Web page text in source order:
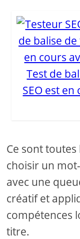
Test de
SEO est
Ce sont toutes
choisir un
avec une
créatif et
compétences
titre.